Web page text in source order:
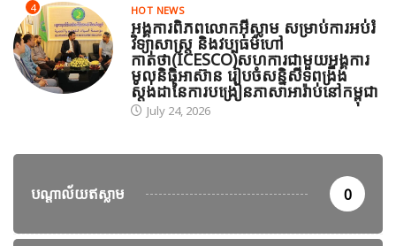
4 HOT NEWS
អង្គការពិភពលោកអ៊ីស្លាម សម្រាប់ការអប់រំ
វិទ្យាសាស្ត្រ និងវប្បធម៌ហៅ
កាត់ថា(ICESCO)សហការជាមួយអង្គការ
មូលនិធិអាស៊ាន រៀបចំសន្និសីទពង្រឹង
ស្តង់ដានៃការបង្រៀនភាសាអារ៉ាប់នៅកម្ពុជា
July 24, 2026
បណ្តាល័យឥស្លាម 0